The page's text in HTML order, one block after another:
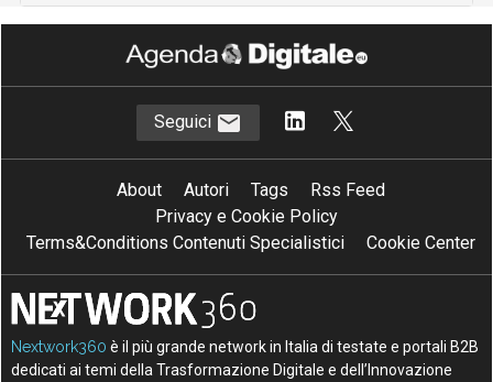
Seguici
About Autori Tags
Rss Feed
Privacy e Cookie Policy
Terms&Conditions Contenuti Specialistici
Cookie Center
Nextwork360 è il più grande network in Italia di testate e portali B2B
dedicati ai temi della Trasformazione Digitale e dell’Innovazione